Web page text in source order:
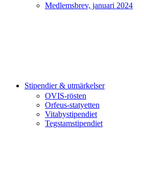
Medlemsbrev, januari 2024
Stipendier & utmärkelser
OVIS-rösten
Orfeus-statyetten
Vitabystipendiet
Tegstamstipendiet